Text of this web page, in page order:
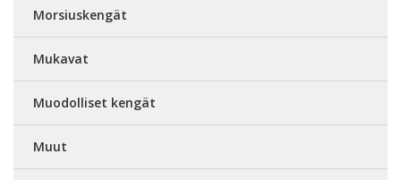
Morsiuskengät
Mukavat
Muodolliset kengät
Muut